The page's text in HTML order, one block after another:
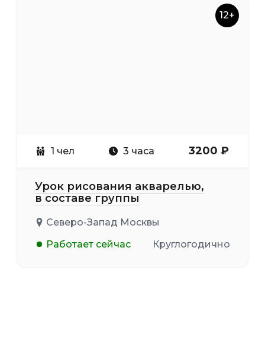
12+
1 чел 3 часа 3200 ₽
Урок рисования акварелью,
в составе группы
Северо-Запад Москвы
Работает сейчас
Круглогодично